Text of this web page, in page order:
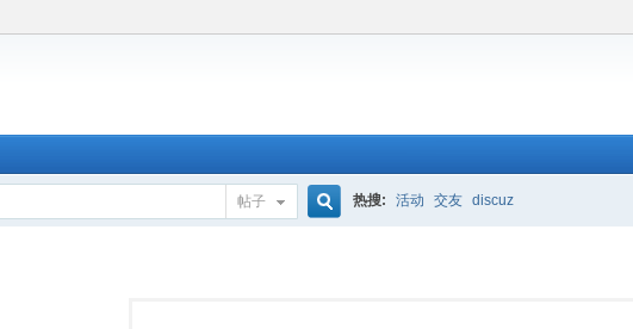
帖子 热搜: 活动 交友 discuz